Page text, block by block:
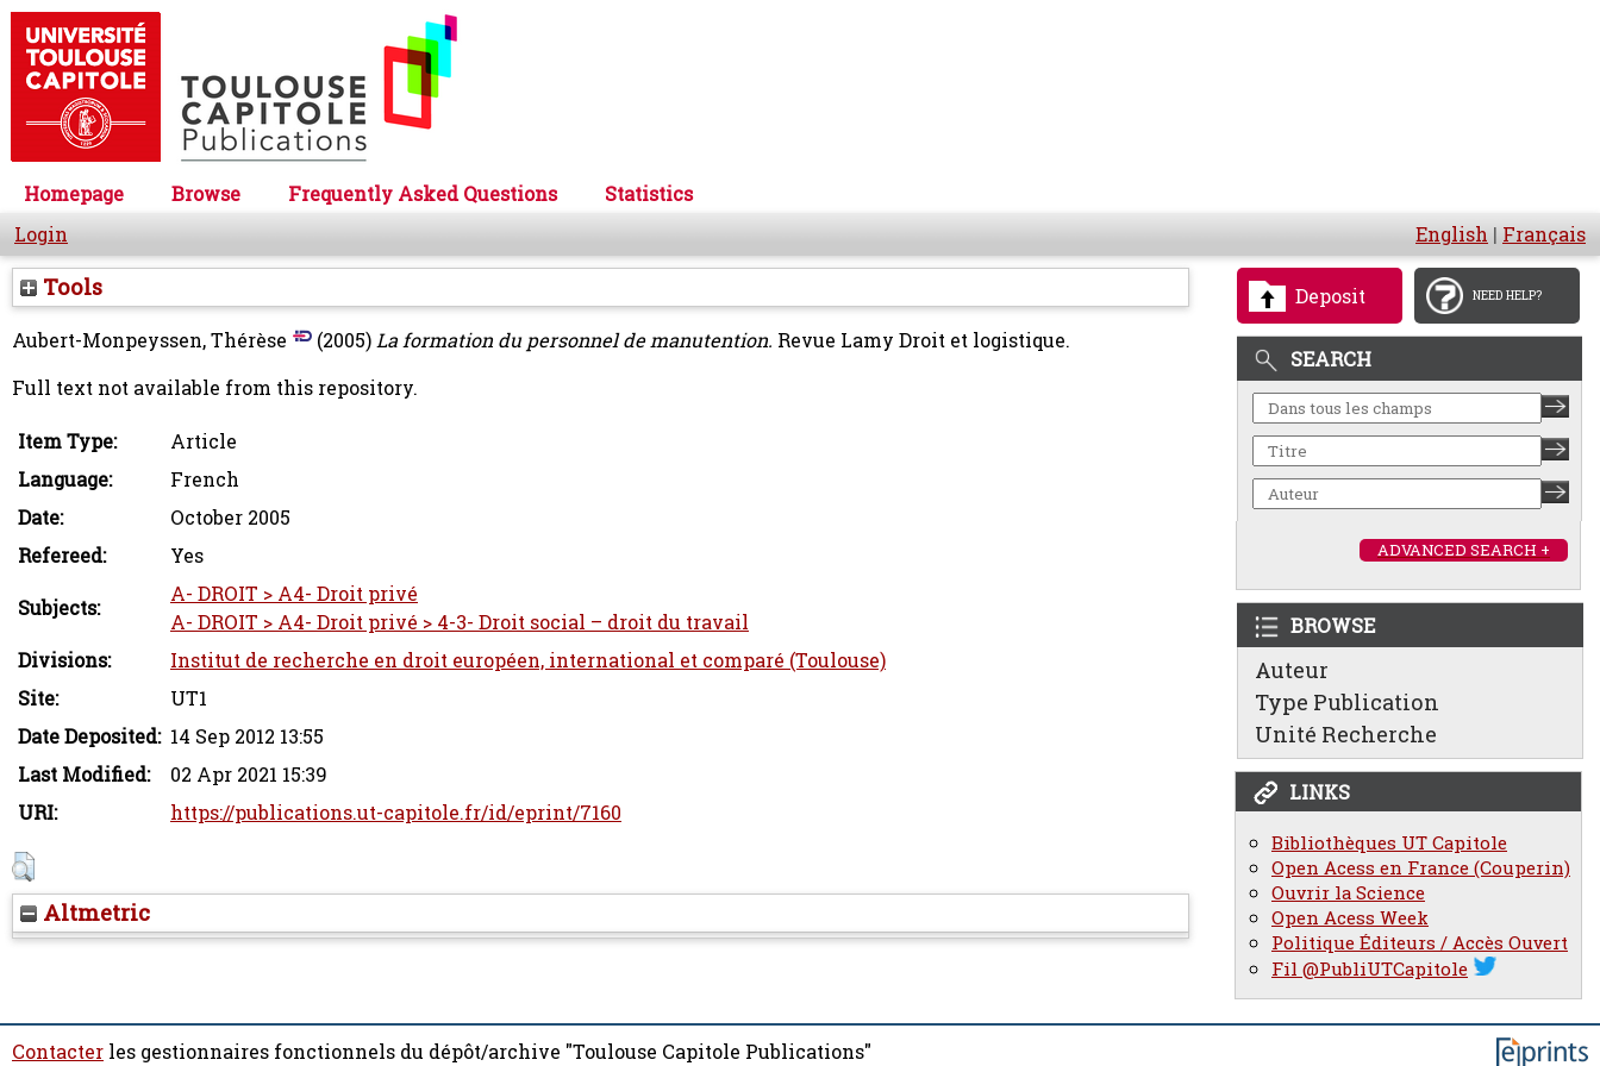
Homepage Browse Frequently Asked Questions
Statistics
Login
English | Français
Deposit NEED HELP?
SEARCH
ADVANCED SEARCH +
BROWSE
Auteur
Type Publication
Unité Recherche
LINKS
Bibliothèques UT Capitole
Open Acess en France (Couperin)
Ouvrir la Science
Open Acess Week
Politique Éditeurs / Accès Ouvert
Fil @PubliUTCapitole
Tools
Aubert-Monpeyssen, Thérèse (2005)La formation du personnel de manutention. Revue Lamy Droit et logistique.
Full text not available from this repository.
Item Type:
Article
Language:
French
Date:
October 2005
Refereed:
Yes
Subjects:
A- DROIT > A4- Droit privé
A- DROIT > A4- Droit privé > 4-3- Droit social – droit du travail
Divisions:
Institut de recherche en droit européen, international et comparé (Toulouse)
Site:
UT1
Date Deposited: 14 Sep 2012 13:55
Last Modified:
02 Apr 2021 15:39
URI:
https://publications.ut-capitole.fr/id/eprint/7160
Altmetric
Contacter les gestionnaires fonctionnels du dépôt/archive "Toulouse Capitole Publications"